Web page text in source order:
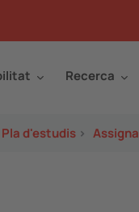
Recerca
Pla d'estudis >